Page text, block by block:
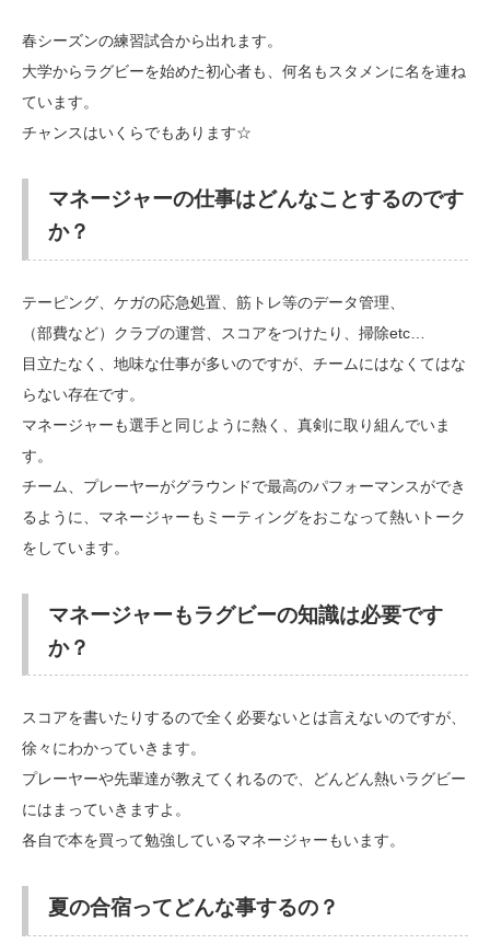
春シーズンの練習試合から出れます。
大学からラグビーを始めた初心者も、何名もスタメンに名を連ね
ています。
チャンスはいくらでもあります☆
マネージャーの仕事はどんなことするのです
か？
テーピング、ケガの応急処置、筋トレ等のデータ管理、
（部費など）クラブの運営、スコアをつけたり、掃除etc…
目立たなく、地味な仕事が多いのですが、チームにはなくてはな
らない存在です。
マネージャーも選手と同じように熱く、真剣に取り組んでいま
す。
チーム、プレーヤーがグラウンドで最高のパフォーマンスができ
るように、マネージャーもミーティングをおこなって熱いトーク
をしています。
マネージャーもラグビーの知識は必要です
か？
スコアを書いたりするので全く必要ないとは言えないのですが、
徐々にわかっていきます。
プレーヤーや先輩達が教えてくれるので、どんどん熱いラグビー
にはまっていきますよ。
各自で本を買って勉強しているマネージャーもいます。
夏の合宿ってどんな事するの？